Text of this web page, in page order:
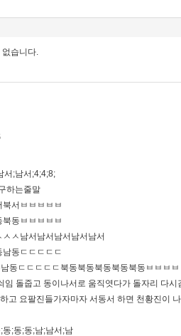
없습니다.
서;남서;4;4;8;
하는줄말
서ㅂㅂㅂㅂㅂ
동ㅂㅂㅂㅂㅂ
ㅅ남서남서남서남서남서
동ㄷㄷㄷㄷㄷ
동ㄷㄷㄷㄷㄷ북동북동북동북동북동ㅂㅂㅂㅂ
임 돌줍고 동이나서로 움직엿다가 돌자리 다시
고 요팔진들가자마자 서동서 하면 천황진이
;동;동;남;남서;남